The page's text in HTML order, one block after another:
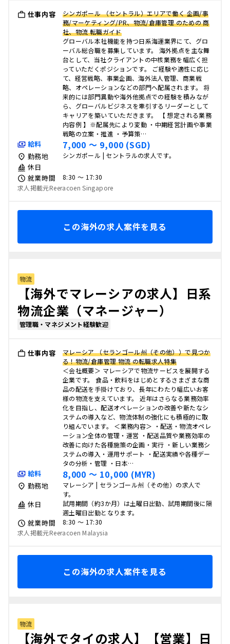
仕事内容
シンガポール （セントラル）エリアで働く 企画/事
務/マーケティング/PR、物流/倉庫管理 のための 商
社、物流 転職ガイド
グローバル本社機能を持つ日系海運業界にて、グロ
ーバル総合職を募集しています。 海外拠点を主な舞
台として、当社クライアントの中核業務を幅広く担
っていただくポジションです。 ご経験や適性に応じ
て、経営戦略、事業企画、海外法人管理、商業戦
略、オペレーションなどの部門へ配属されます。 将
来的には部門異動や海外他拠点での経験を積みなが
ら、グローバルビジネスを牽引するリーダーとして
キャリアを築いていただきます。 【 想定される業務
内容例 】※配属先により変動 ・中期経営計画や事業
戦略の立案・推進 ・予算策…
給料 7,000 〜 9,000 (SGD)
勤務地 シンガポール | セントラルの求人です。
休日
就業時間
8:30 〜 17:30
求人掲載元Reeracoen Singapore
この海外の求人案件を見る
物流
【海外でマレーシアの求人】日系
物流企業（マネージャー）
管理職・マネジメント経験歓迎
仕事内容
マレーシア （セランゴール州（その他））で見つか
る！物流/倉庫管理 物流 の転職求人特集
＜会社概要＞ マレーシアで物流サービスを展開する
企業です。 食品・飲料をはじめとするさまざまな商
品の配送を手掛けており、長年にわたり幅広いお客
様の物流を支えています。 近年はさらなる業務効率
化を目指し、配送オペレーションの改善や新たなシ
ステムの導入など、物流体制の強化にも積極的に取
り組んでいます。 ＜業務内容＞ ・配送・物流オペレ
ーション全体の管理・運営 ・配送品質や業務効率の
改善に向けた各種施策の企画・実行 ・新しい業務シ
ステムの導入・運用サポート ・配送実績や各種デー
タの分析・管理 ・日本…
給料 8,000 〜 10,000 (MYR)
勤務地
マレーシア | セランゴール州（その他）の求人で
す。
休日
試用期間（約3か月）は土曜日出勤、試用期間後に隔
週土曜日出勤となります。
就業時間
8:30 〜 17:30
求人掲載元Reeracoen Malaysia
この海外の求人案件を見る
物流
【海外でタイの求人】【営業】日